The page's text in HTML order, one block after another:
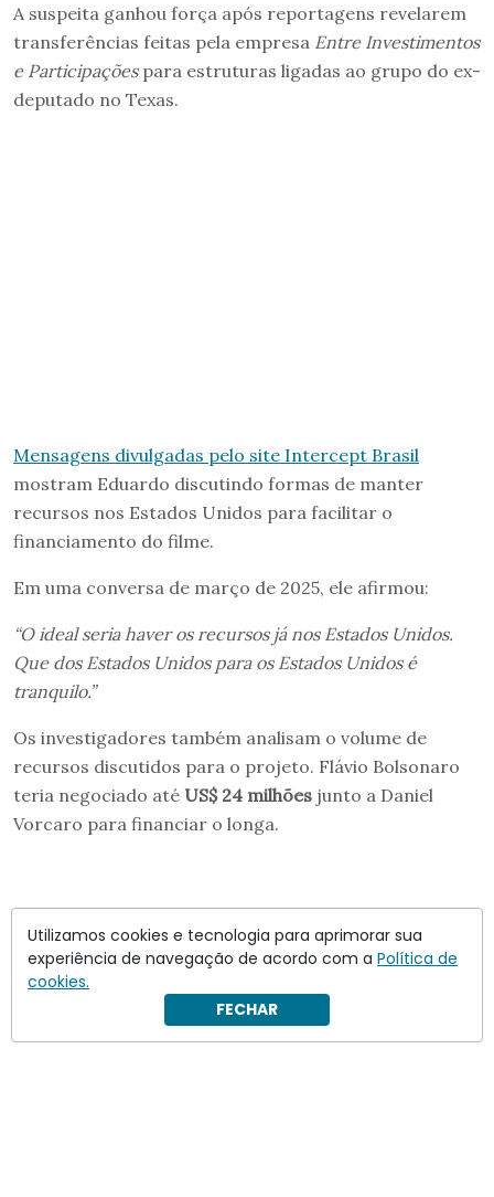
A suspeita ganhou força após reportagens revelarem
transferências feitas pela empresa Entre Investimentos
e Participaçõespara estruturas ligadas ao grupo do ex-
deputado no Texas.
Mensagens divulgadas pelo site Intercept Brasil
mostram Eduardo discutindo formas de manter
recursos nos Estados Unidos para facilitar o
financiamento do filme.
Em uma conversa de março de 2025, ele afirmou:
“O ideal seria haver os recursos já nos Estados Unidos.
Que dos Estados Unidos para os Estados Unidos é
tranquilo.”
Os investigadores também analisam o volume de
recursos discutidos para o projeto. Flávio Bolsonaro
teria negociado até US$ 24 milhões junto a Daniel
Vorcaro para financiar o longa.
Utilizamos cookies e tecnologia para aprimorar sua
experiência de navegação de acordo com a Política de
cookies.
FECHAR